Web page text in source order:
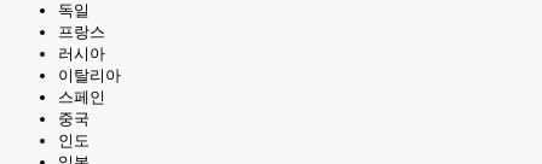
독일
프랑스
러시아
이탈리아
스페인
중국
인도